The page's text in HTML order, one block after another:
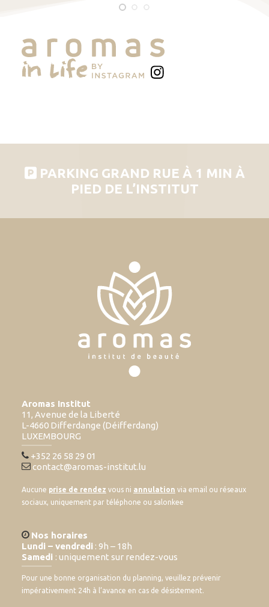
PARKING GRAND RUE À 1 MIN À
PIED DE L’INSTITUT
Aromas Institut
11, Avenue de la Liberté
L-4660 Differdange (Déifferdang)
LUXEMBOURG
+352 26 58 29 01
contact@aromas-institut.lu
Aucune prise de rendez vous ni annulation via email ou réseaux
sociaux, uniquement par téléphone ou salonkee
Nos horaires
Lundi – vendredi : 9h – 18h
Samedi : uniquement sur rendez-vous
Pour une bonne organisation du planning, veuillez prévenir
impérativement 24h à l’avance en cas de désistement.